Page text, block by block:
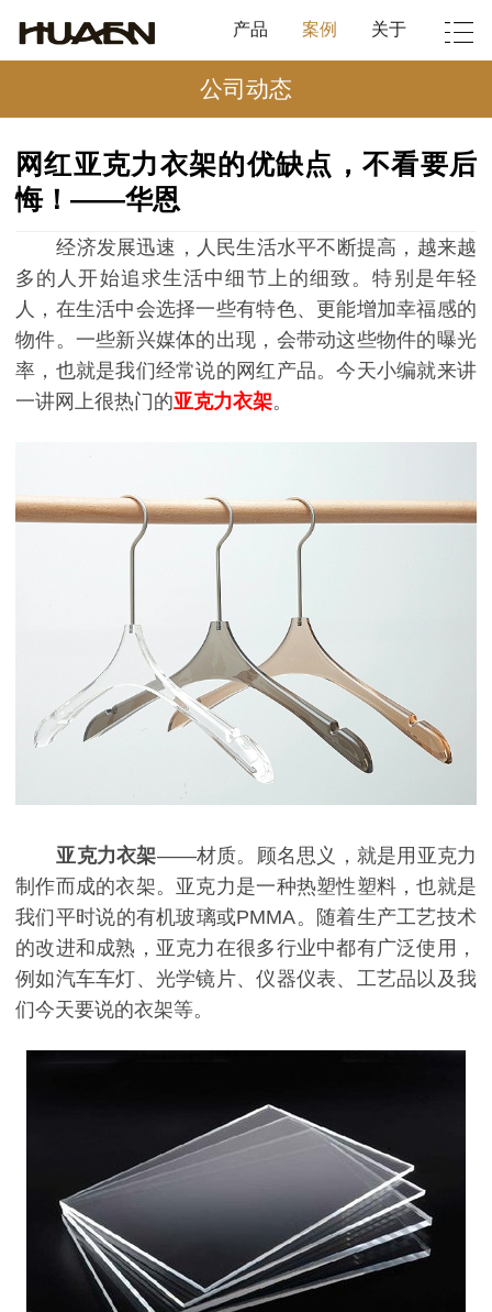
产品 案例 关于
公司动态
网红亚克力衣架的优缺点，不看要后
悔！——华恩
经济发展迅速，人民生活水平不断提高，越来越
多的人开始追求生活中细节上的细致。特别是年轻
人，在生活中会选择一些有特色、更能增加幸福感的
物件。一些新兴媒体的出现，会带动这些物件的曝光
率，也就是我们经常说的网红产品。今天小编就来讲
一讲网上很热门的亚克力衣架。
亚克力衣架——材质。顾名思义，就是用亚克力
制作而成的衣架。亚克力是一种热塑性塑料，也就是
我们平时说的有机玻璃或PMMA。随着生产工艺技术
的改进和成熟，亚克力在很多行业中都有广泛使用，
例如汽车车灯、光学镜片、仪器仪表、工艺品以及我
们今天要说的衣架等。